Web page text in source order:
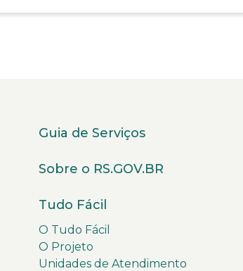
Guia de Serviços
Sobre o RS.GOV.BR
Tudo Fácil
O Tudo Fácil
O Projeto
Unidades de Atendimento